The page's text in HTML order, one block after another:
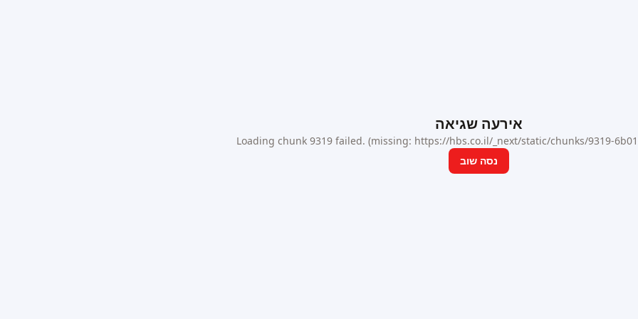
אירעה שגיאה
Loading chunk 9319 failed. (missing: https://hbs.co.il/_next/static/chunks/9319-
נסה שוב